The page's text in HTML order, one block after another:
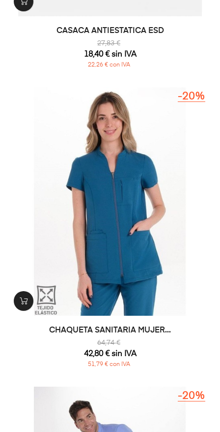
CASACA ANTIESTATICA ESD
27,83 €
18,40 € sin IVA
22,26 € con IVA
CHAQUETA SANITARIA MUJER...
64,74 €
-20%
42,80 € sin IVA
51,79 € con IVA
-20%